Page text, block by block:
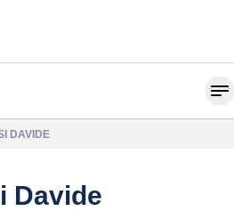
DAVIDE
Davide